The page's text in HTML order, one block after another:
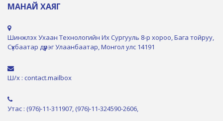
МАНАЙ ХАЯГ
Шинжлэх Ухаан Технологийн Их Сургууль 8-р хороо, Бага тойруу,
Сүхбаатар дүүрэг Улаанбаатар, Монгол улс 14191
Ш/х : contact.mailbox
Утас : (976)-11-311907, (976)-11-324590-2606,